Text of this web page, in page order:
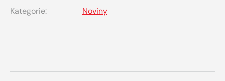
Kategorie:
Noviny